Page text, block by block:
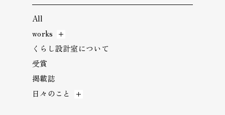
All
works
くらし設計室について
受賞
掲載誌
日々のこと